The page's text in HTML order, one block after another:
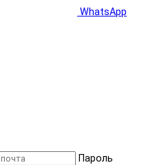
WhatsApp
Пароль